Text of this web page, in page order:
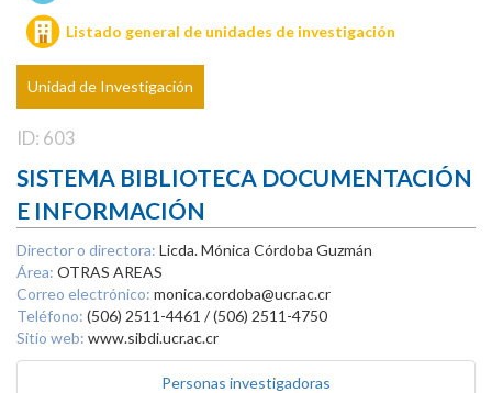
Listado general de unidades de investigación
Unidad de Investigación
ID: 603
SISTEMA BIBLIOTECA DOCUMENTACIÓN
E INFORMACIÓN
Director o directora: Licda. Mónica Córdoba Guzmán
Área: OTRAS AREAS
Correo electrónico: monica.cordoba@ucr.ac.cr
Teléfono: (506) 2511-4461 / (506) 2511-4750
Sitio web: www.sibdi.ucr.ac.cr
Personas investigadoras